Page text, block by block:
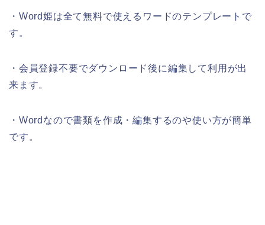
・Word姫は全て無料で使えるワードのテンプレートで
す。
・会員登録不要でダウンロード後に編集して利用が出
来ます。
・Wordなので書類を作成・編集するのや使い方が簡単
です。